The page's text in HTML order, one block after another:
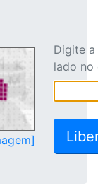
Digite
lado no